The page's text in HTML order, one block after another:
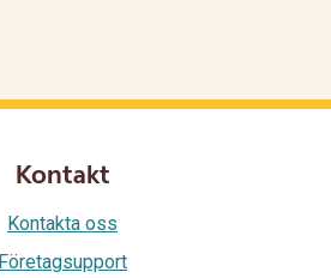
Kontakt
Kontakta oss
Företagsupport